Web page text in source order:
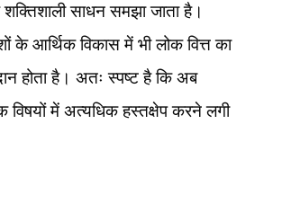
साधन समझा जाता है।
के आर्थिक विकास में भी लोक वित्त का
होता है। अतः स्पष्ट है कि अब
विषयों में अत्यधिक हस्तक्षेप करने लगी